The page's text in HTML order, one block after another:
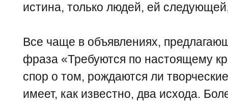
истина, только людей, ей
Все чаще в объявлениях,
фраза «Требуются по настоящему
спор о том, рождаются ли
имеет, как известно, два исхода.